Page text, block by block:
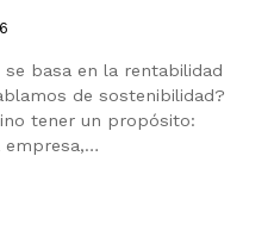
basa en la rentabilidad
de sostenibilidad?
tener un propósito:
empresa,…